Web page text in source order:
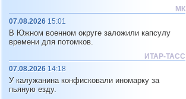
10
14 Мексика
15 Греция
4,4 1
17
18 Колумбия
МК
07.08.2026 15:01
В Южном военном округе заложили капсулу
времени для потомков.
ИТАР-ТАСС
07.08.2026 14:18
У калужанина конфисковали иномарку за
пьяную езду.